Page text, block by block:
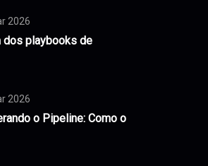
2026
dos playbooks de
2026
o Pipeline: Como o